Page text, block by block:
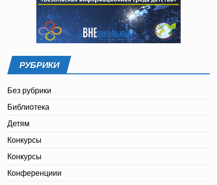
РУБРИКИ
Без рубрики
Библиотека
Детям
Конкурсы
Конкурсы
Конференциии